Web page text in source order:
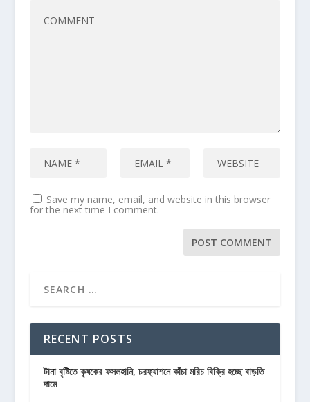
Save my name, email, and website in this browser
for the next time I comment.
RECENT POSTS
টানা বৃষ্টিতে কৃষকের ফসলহানি, চরফ্যাশনে কাঁচা মরিচ বিক্রি হচ্ছে বাড়তি
দামে